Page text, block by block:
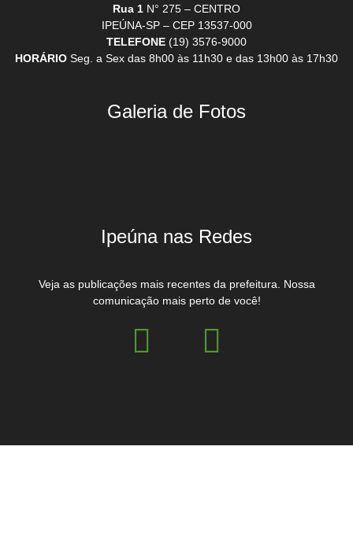
Rua 1 N° 275 – CENTRO
IPEÚNA-SP – CEP 13537-000
TELEFONE (19) 3576-9000
HORÁRIO Seg. a Sex das 8h00 às 11h30 e das 13h00 às 17h30
Galeria de Fotos
Ipeúna nas Redes
Veja as publicações mais recentes da prefeitura. Nossa
comunicação mais perto de você!